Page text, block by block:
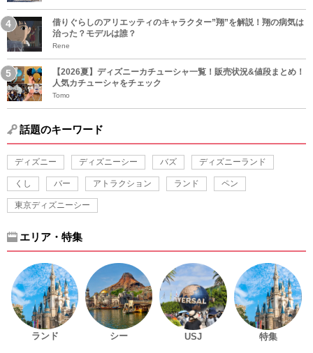
借りぐらしのアリエッティのキャラクター”翔”を解説！翔の病気は
治った？モデルは誰？
Rene
【2026夏】ディズニーカチューシャ一覧！販売状況&値段まとめ！
人気カチューシャをチェック
Tomo
話題のキーワード
ディズニー ディズニーシー バズ ディズニーランド
くし バー アトラクション ランド ペン
東京ディズニーシー
エリア・特集
ランド シー USJ 特集